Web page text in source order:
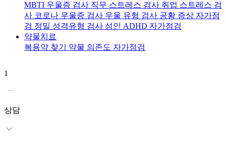
MBTI 우울증 검사 직무 스트레스 검사 취업 스트레스 검
사 코로나 우울증 검사 우울 유형 검사 공황 증상 자가점
검 정밀 성격유형 검사 성인 ADHD 자가점검
약물치료
복용약 찾기 약물 의존도 자가점검
1
상담